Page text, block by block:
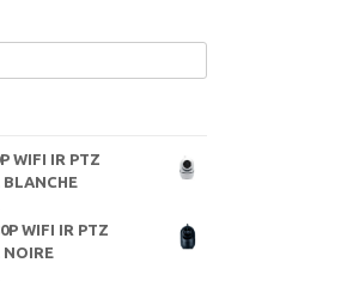
WIFI IR PTZ
BLANCHE
:
WIFI IR PTZ
NOIRE